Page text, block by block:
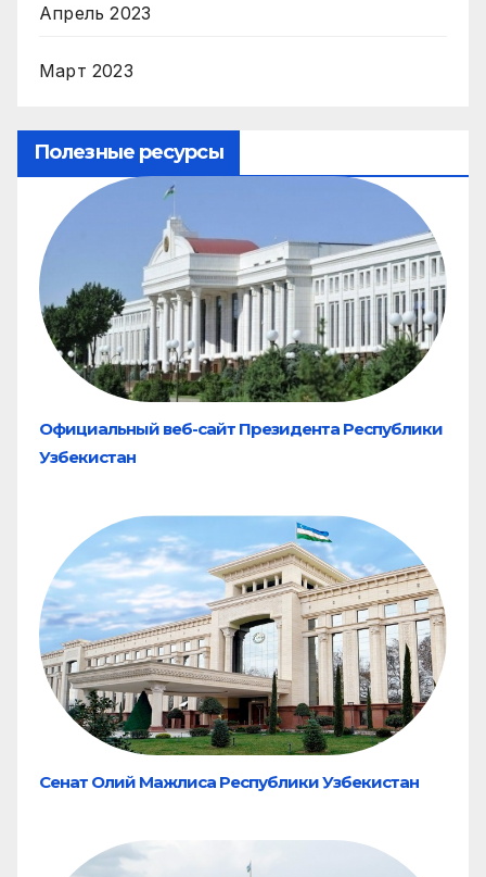
Апрель 2023
Март 2023
Полезные ресурсы
Официальный веб-сайт Президента Республики
Узбекистан
Сенат Олий Мажлиса Республики Узбекистан